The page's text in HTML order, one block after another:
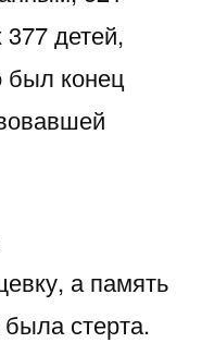
детей,
был конец
а память
стерта.